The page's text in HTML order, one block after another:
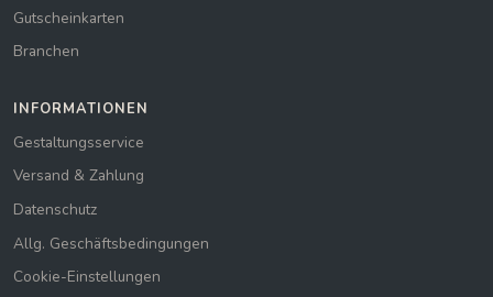
Gutscheinkarten
Branchen
INFORMATIONEN
Gestaltungsservice
Versand & Zahlung
Datenschutz
Allg. Geschäftsbedingungen
Cookie-Einstellungen